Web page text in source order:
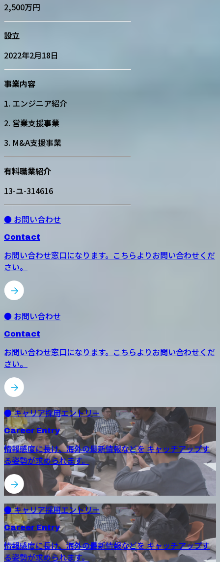
2,500万円
設立
2022年2月18日
事業内容
1. エンジニア紹介
2. 営業支援事業
3. M&A支援事業
有料職業紹介
13-ユ-314616
● お問い合わせ
Contact
お問い合わせ窓口になります。こちらよりお問い合わせくだ
さい。
● お問い合わせ
Contact
お問い合わせ窓口になります。こちらよりお問い合わせくだ
さい。
● キャリア採用エントリー
Career Entry
情報感度に長け、海外の最新情報などを キャッチアップす
る姿勢が求められます。
● キャリア採用エントリー
Career Entry
情報感度に長け、海外の最新情報などを キャッチアップす
る姿勢が求められます。